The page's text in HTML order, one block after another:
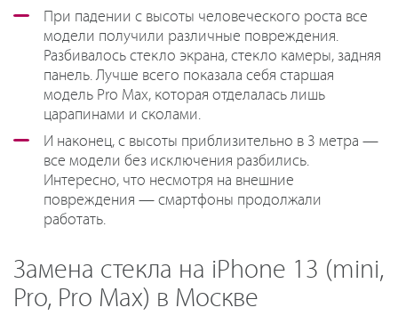
При падении с высоты человеческого роста все
модели получили различные повреждения.
Разбивалось стекло экрана, стекло камеры, задняя
панель. Лучше всего показала себя старшая
модель Pro Max, которая отделалась лишь
царапинами и сколами.
И наконец, с высоты приблизительно в 3 метра —
все модели без исключения разбились.
Интересно, что несмотря на внешние
повреждения — смартфоны продолжали
работать.
Замена стекла на iPhone 13 (mini,
Pro, Pro Max) в Москве